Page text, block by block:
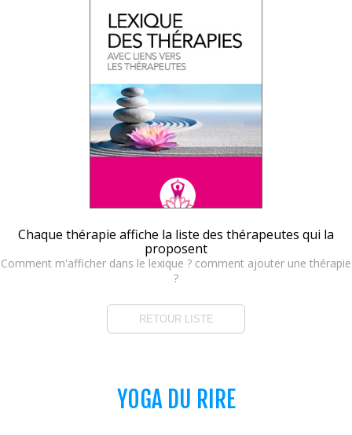
Chaque thérapie affiche la liste des thérapeutes qui la
proposent
Comment m'afficher dans le lexique ? comment ajouter une thérapie
?
RETOUR LISTE
YOGA DU RIRE